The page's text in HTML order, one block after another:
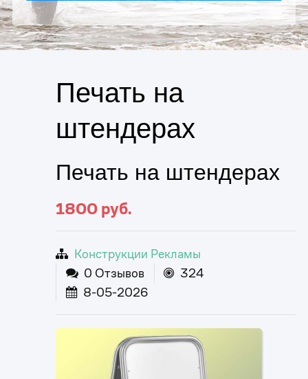
Печать на
штендерах
Печать на штендерах
1800 руб.
Конструкции Рекламы
0 Отзывов
324
8-05-2026